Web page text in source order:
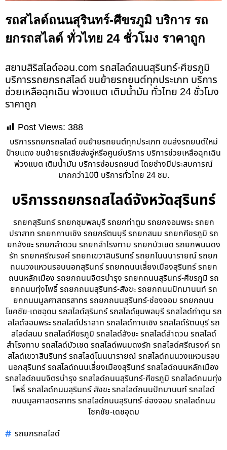
รถสไลด์ถนนสุรินทร์-ศีขรภูมิ บริการ รถ
ยกรถสไลด์ ทั่วไทย 24 ชั่วโมง ราคาถูก
สยามสิริสไลด์ออน.com รถสไลด์ถนนสุรินทร์-ศีขรภูมิ
บริการรถยกรถสไลด์ ขนย้ายรถยนต์ทุกประเภท บริการ
ช่วยเหลือฉุกเฉิน พ่วงแบต เติมน้ำมัน ทั่วไทย 24 ชั่วโมง
ราคาถูก
Post Views: 388
บริการรถยกรถสไลด์ ขนย้ายรถยนต์ทุกประเภท ขนส่งรถยนต์ใหม่
ป้ายแดง ขนย้ายรถเสียส่งอู่หรือศูนย์บริการ บริการช่วยเหลือฉุกเฉิน
พ่วงแบต เติมน้ำมัน บริการซ่อมรถยนต์ โดยช่างมีประสบการณ์
มากกว่า10ปี บริการทั่วไทย 24 ชม.
บริการรถยกรถสไลด์จังหวัดสุรินทร์
รถยกสุรินทร์ รถยกชุมพลบุรี รถยกท่าตูม รถยกจอมพระ รถยก
ปราสาท รถยกกาบเชิง รถยกรัตนบุรี รถยกสนม รถยกศีขรภูมิ รถ
ยกสังขะ รถยกลำดวน รถยกสำโรงทาบ รถยกบัวเชด รถยกพนมดง
รัก รถยกศรีณรงค์ รถยกเขวาสินรินทร์ รถยกโนนนารายณ์ รถยก
ถนนวงแหวนรอบนอกสุรินทร์ รถยกถนนเลี่ยงเมืองสุรินทร์ รถยก
ถนนหลักเมือง รถยกถนนจิตรบำรุง รถยกถนนสุรินทร์-ศีขรภูมิ รถ
ยกถนนทุ่งโพธิ์ รถยกถนนสุรินทร์-สังขะ รถยกถนนปัทมานนท์ รถ
ยกถนนมูลศาสตรสาทร รถยกถนนสุรินทร์-ช่องจอม รถยกถนน
โชคชัย-เดชอุดม รถสไลด์สุรินทร์ รถสไลด์ชุมพลบุรี รถสไลด์ท่าตูม รถ
สไลด์จอมพระ รถสไลด์ปราสาท รถสไลด์กาบเชิง รถสไลด์รัตนบุรี รถ
สไลด์สนม รถสไลด์ศีขรภูมิ รถสไลด์สังขะ รถสไลด์ลำดวน รถสไลด์
สำโรงทาบ รถสไลด์บัวเชด รถสไลด์พนมดงรัก รถสไลด์ศรีณรงค์ รถ
สไลด์เขวาสินรินทร์ รถสไลด์โนนนารายณ์ รถสไลด์ถนนวงแหวนรอบ
นอกสุรินทร์ รถสไลด์ถนนเลี่ยงเมืองสุรินทร์ รถสไลด์ถนนหลักเมือง
รถสไลด์ถนนจิตรบำรุง รถสไลด์ถนนสุรินทร์-ศีขรภูมิ รถสไลด์ถนนทุ่ง
โพธิ์ รถสไลด์ถนนสุรินทร์-สังขะ รถสไลด์ถนนปัทมานนท์ รถสไลด์
ถนนมูลศาสตรสาทร รถสไลด์ถนนสุรินทร์-ช่องจอม รถสไลด์ถนน
โชคชัย-เดชอุดม
รถยกรถสไลด์